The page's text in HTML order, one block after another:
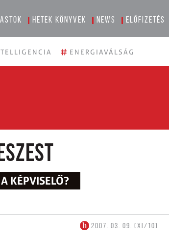
Hetek könyvek News Előfizetés
# ENERGIAVÁLSÁG
KÉPVISELŐ?
2007. 03. 09. (XI/10)